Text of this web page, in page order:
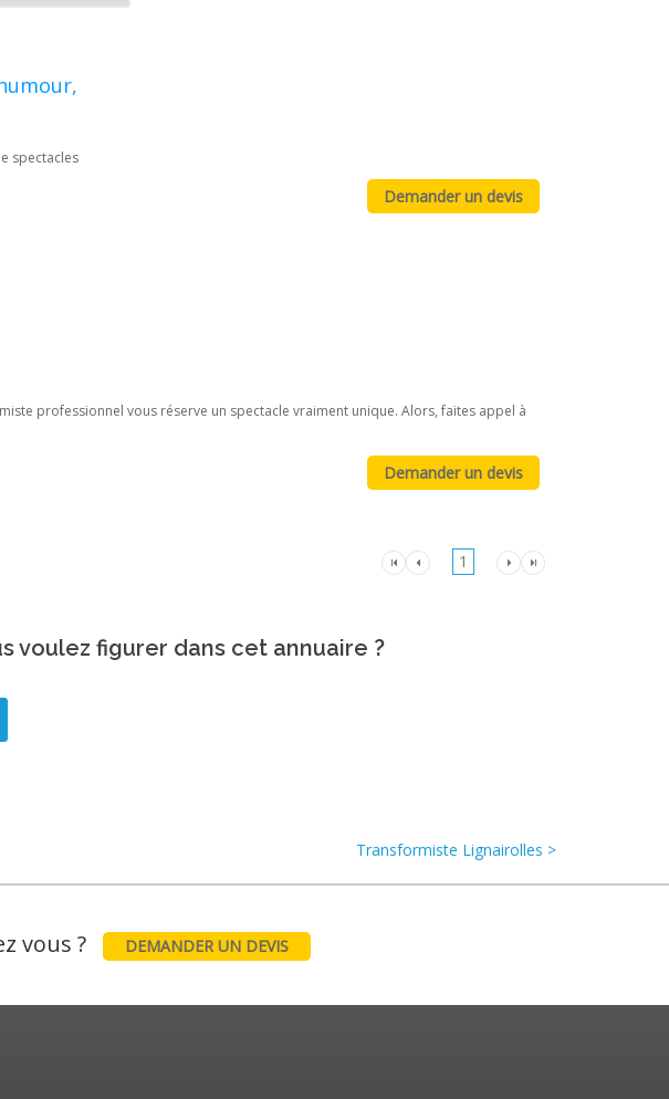
spectacles
professionnel vous réserve un spectacle vraiment unique. Alors, faites appel à
1
voulez figurer dans cet annuaire ?
Transformiste Lignairolles >
vous ? DEMANDER UN DEVIS